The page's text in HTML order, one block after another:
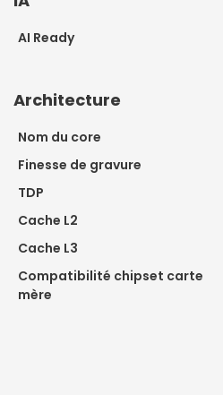
AI Ready
Architecture
Nom du core
Finesse de gravure
TDP
Cache L2
Cache L3
Compatibilité chipset carte
mère